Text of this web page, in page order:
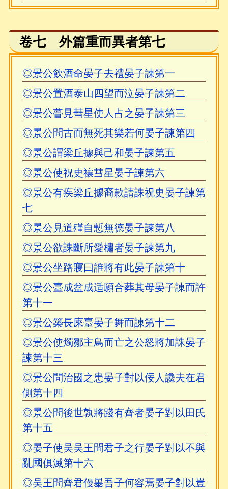
卷七 外篇重而異者第七
◎景公飲酒命晏子去禮晏子諫第一
◎景公置酒泰山四望而泣晏子諫第二
◎景公瞢見彗星使人占之晏子諫第三
◎景公問古而無死其樂若何晏子諫第四
◎景公謂梁丘據與己和晏子諫第五
◎景公使祝史禳彗星晏子諫第六
◎景公有疾梁丘據裔款請誅祝史晏子諫第
七
◎景公見道殣自慙無德晏子諫第八
◎景公欲誅斷所愛橚者晏子諫第九
◎景公坐路寢曰誰將有此晏子諫第十
◎景公臺成盆成适願合葬其母晏子諫而許
第十一
◎景公築長庲臺晏子舞而諫第十二
◎景公使燭鄒主鳥而亡之公怒將加誅晏子
諫第十三
◎景公問治國之患晏子對以佞人讒夫在君
側第十四
◎景公問後世孰將踐有齊者晏子對以田氏
第十五
◎晏子使吴吴王問君子之行晏子對以不與
亂國俱滅第十六
◎吴王問齊君僈曓吾子何容焉晏子對以豈